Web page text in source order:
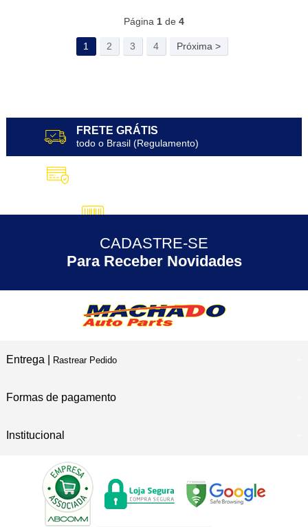
Página 1de 4
1 2 3 4 Próxima >
FRETE GRÁTIS
todo o Brasil (Regulamento)
5% DESCONTO no Pix
30 ANOS
CADASTRE-SE
Para Receber Novidades
Entrega | Rastrear Pedido
Formas de pagamento
Institucional